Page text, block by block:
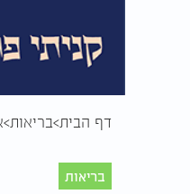
דף הבית בריאות
בריאות